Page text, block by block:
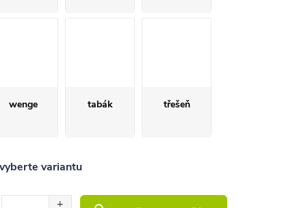
wenge tabák třešeň
variantu